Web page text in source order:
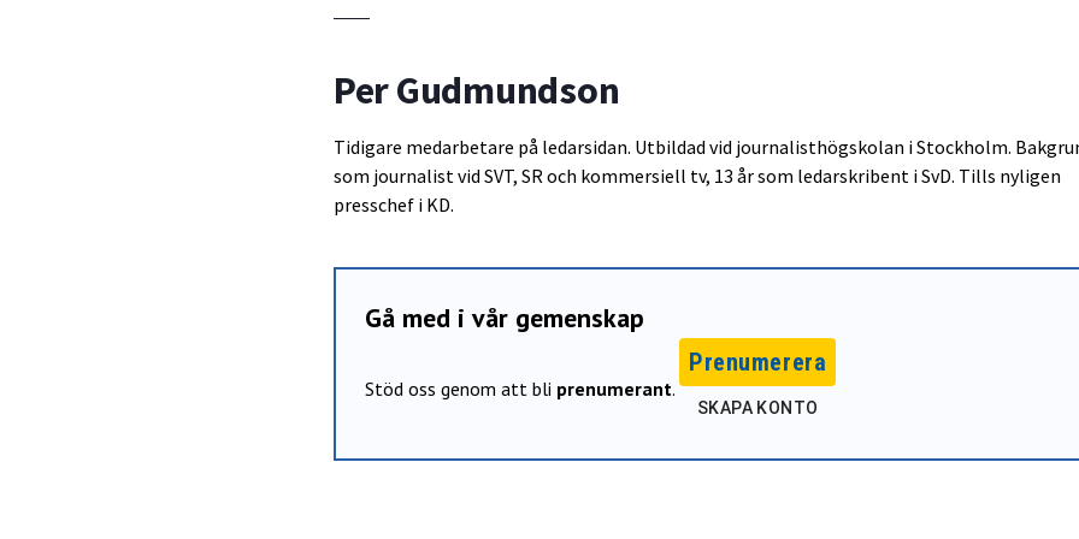
Per Gudmundson
Tidigare medarbetare på ledarsidan. Utbildad vid journalisthögskolan i Stockholm.
som journalist vid SVT, SR och kommersiell tv, 13 år som ledarskribent i SvD. Tills nyligen
presschef i KD.
Gå med i vår gemenskap
Stöd oss genom att bli prenumerant.
Prenumerera
SKAPA KONTO